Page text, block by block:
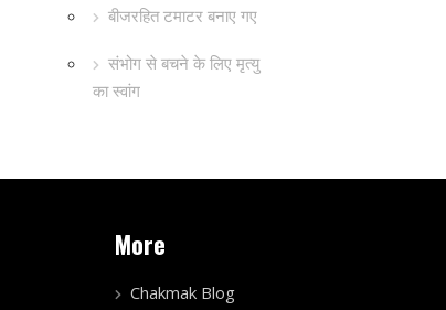
बीजरहित टमाटर बनाए गए
संभोग से बचने के लिए मृत्यु
का स्वांग
More
Chakmak Blog